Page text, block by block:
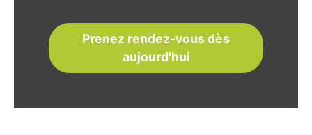
Prenez rendez-vous dès
aujourd'hui